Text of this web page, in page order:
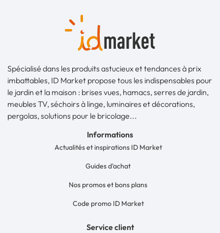
Spécialisé dans les produits astucieux et tendances à prix
imbattables, ID Market propose tous les indispensables pour
le jardin et la maison : brises vues, hamacs, serres de jardin,
meubles TV, séchoirs à linge, luminaires et décorations,
pergolas, solutions pour le bricolage...
Informations
Actualités et inspirations ID Market
Guides d'achat
Nos promos et bons plans
Code promo ID Market
Service client